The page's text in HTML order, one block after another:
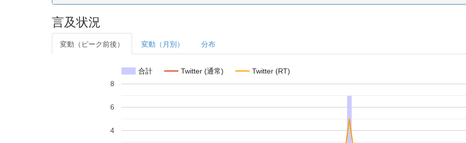
言及状況
変動（ピーク前後） 変動（月別） 分布
合計 Twitter (通常) Twitter (RT)
4
6
8